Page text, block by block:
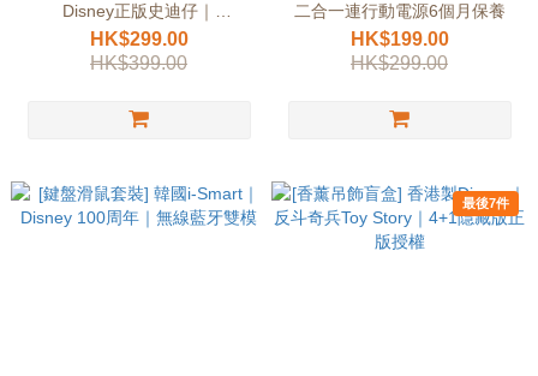
Disney正版史迪仔｜
10000mAh磁吸無線
HK$299.00
HK$399.00
二合一連行動電源6個月保養
HK$199.00
HK$299.00
最後7件